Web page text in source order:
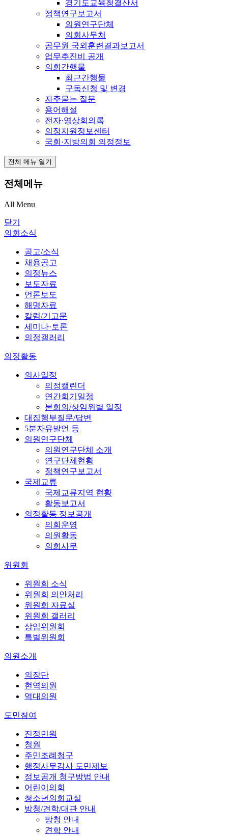
경기도교육청결산서
정책연구보고서
의원연구단체
의회사무처
공무원 국외훈련결과보고서
업무추진비 공개
의회간행물
최근간행물
구독신청 및 변경
자주묻는 질문
용어해설
전자·영상회의록
의정지원정보센터
국회·지방의회 의정정보
전체 메뉴 열기
전체메뉴
All Menu
닫기
의회소식
공고/소식
채용공고
의정뉴스
보도자료
언론보도
해명자료
칼럼/기고문
세미나·토론
의정갤러리
의정활동
의사일정
의정캘린더
연간회기일정
본회의/상임위별 일정
대집행부질문/답변
5분자유발언 등
의원연구단체
의원연구단체 소개
연구단체현황
정책연구보고서
국제교류
국제교류지역 현황
활동보고서
의정활동 정보공개
의회운영
의원활동
의회사무
위원회
위원회 소식
위원회 의안처리
위원회 자료실
위원회 갤러리
상임위원회
특별위원회
의원소개
의장단
현역의원
역대의원
도민참여
진정민원
청원
주민조례청구
행정사무감사 도민제보
정보공개 청구방법 안내
어린이의회
청소년의회교실
방청/견학/대관 안내
방청 안내
견학 안내